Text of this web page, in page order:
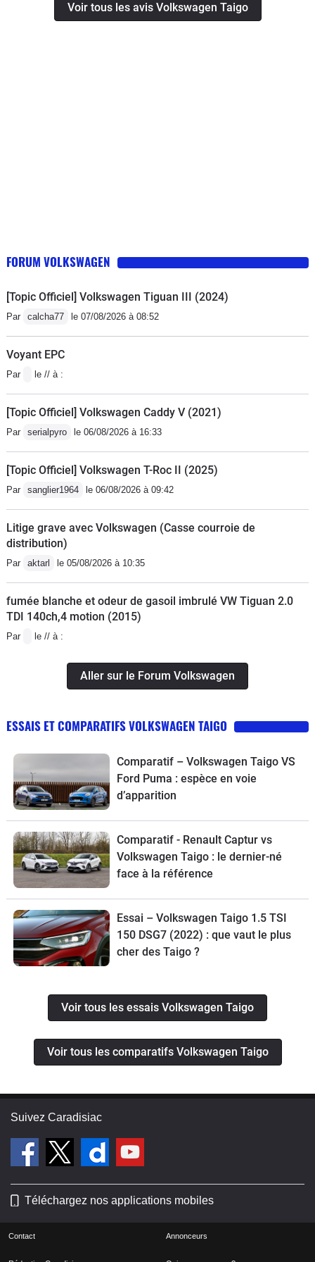
on est à plus de 8l en mixte. Sur
Voir tous les avis Volkswagen Taigo
FORUM VOLKSWAGEN
[Topic Officiel] Volkswagen Tiguan III (2024)
Par calcha77 le 07/08/2026 à 08:52
Voyant EPC
Par le // à :
[Topic Officiel] Volkswagen Caddy V (2021)
Par serialpyro le 06/08/2026 à 16:33
[Topic Officiel] Volkswagen T-Roc II (2025)
Par sanglier1964 le 06/08/2026 à 09:42
Litige grave avec Volkswagen (Casse courroie de
distribution)
Par aktarl le 05/08/2026 à 10:35
fumée blanche et odeur de gasoil imbrulé VW Tiguan 2.0
TDI 140ch,4 motion (2015)
Par le // à :
Aller sur le Forum Volkswagen
ESSAIS ET COMPARATIFS VOLKSWAGEN TAIGO
Comparatif – Volkswagen Taigo VS
Ford Puma : espèce en voie
d’apparition
Comparatif - Renault Captur vs
Volkswagen Taigo : le dernier-né
face à la référence
Essai – Volkswagen Taigo 1.5 TSI
150 DSG7 (2022) : que vaut le plus
cher des Taigo ?
Voir tous les essais Volkswagen Taigo
Voir tous les comparatifs Volkswagen Taigo
Suivez Caradisiac
Téléchargez nos applications mobiles
Contact Annonceurs